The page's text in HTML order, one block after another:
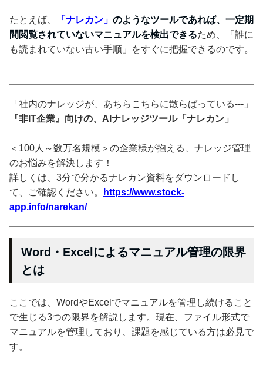
たとえば、 「ナレカン」 のようなツールであれば、一定期
間閲覧されていないマニュアルを検出できるため、「誰に
も読まれていない古い手順」をすぐに把握できるのです。
「社内のナレッジが、あちらこちらに散らばっている---」
『非IT企業』向けの、AIナレッジツール「ナレカン」
＜100人～数万名規模＞の企業様が抱える、ナレッジ管理
のお悩みを解決します！
詳しくは、3分で分かるナレカン資料をダウンロードし
て、ご確認ください。
https://www.stock-
app.info/narekan/
Word・Excelによるマニュアル管理の限界
とは
ここでは、WordやExcelでマニュアルを管理し続けること
で生じる3つの限界を解説します。現在、ファイル形式で
マニュアルを管理しており、課題を感じている方は必見で
す。